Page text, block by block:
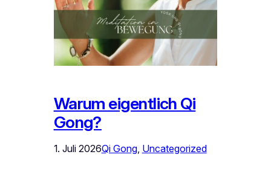
Warum eigentlich Qi
Gong?
1. Juli 2026Qi Gong, Uncategorized